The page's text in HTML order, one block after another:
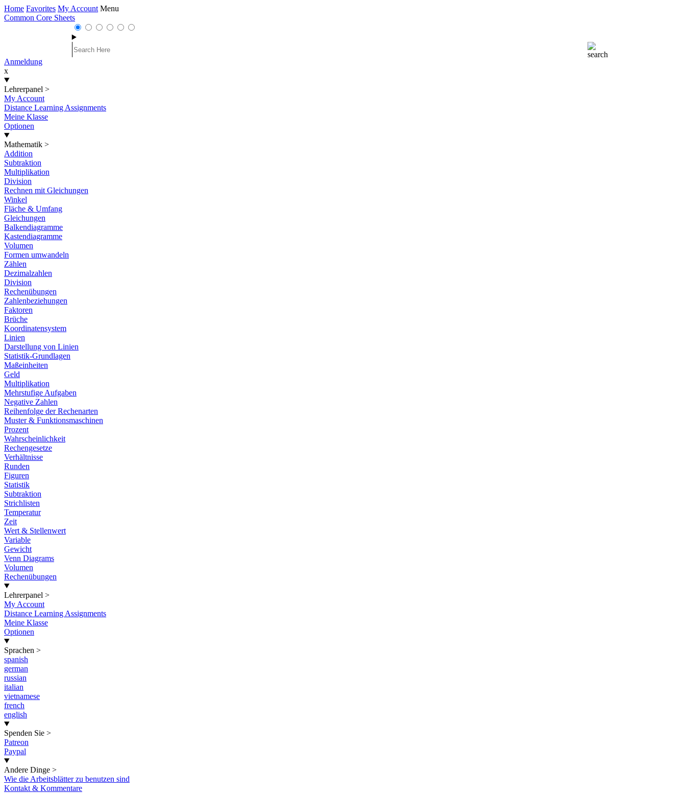
Home Favorites My Account Menu
Common Core Sheets
Anmeldung
x
Lehrerpanel >
My Account
Distance Learning Assignments
Meine Klasse
Optionen
Mathematik >
Addition
Subtraktion
Multiplikation
Division
Rechnen mit Gleichungen
Winkel
Fläche & Umfang
Gleichungen
Balkendiagramme
Kastendiagramme
Volumen
Formen umwandeln
Zählen
Dezimalzahlen
Division
Rechenübungen
Zahlenbeziehungen
Faktoren
Brüche
Koordinatensystem
Linien
Darstellung von Linien
Statistik-Grundlagen
Maßeinheiten
Geld
Multiplikation
Mehrstufige Aufgaben
Negative Zahlen
Reihenfolge der Rechenarten
Muster & Funktionsmaschinen
Prozent
Wahrscheinlichkeit
Rechengesetze
Verhältnisse
Runden
Figuren
Statistik
Subtraktion
Strichlisten
Temperatur
Zeit
Wert & Stellenwert
Variable
Gewicht
Venn Diagrams
Volumen
Rechenübungen
Lehrerpanel >
My Account
Distance Learning Assignments
Meine Klasse
Optionen
Sprachen >
spanish
german
russian
italian
vietnamese
french
english
Spenden Sie >
Patreon
Paypal
Andere Dinge >
Wie die Arbeitsblätter zu benutzen sind
Kontakt & Kommentare